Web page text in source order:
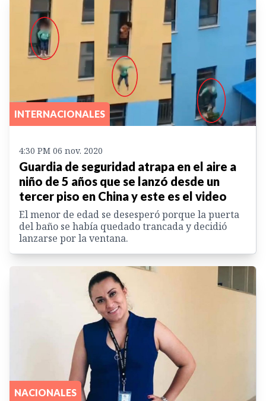
INTERNACIONALES
4:30 PM 06 nov. 2020
Guardia de seguridad atrapa en el aire a
niño de 5 años que se lanzó desde un
tercer piso en China y este es el video
El menor de edad se desesperó porque la puerta
del baño se había quedado trancada y decidió
lanzarse por la ventana.
NACIONALES